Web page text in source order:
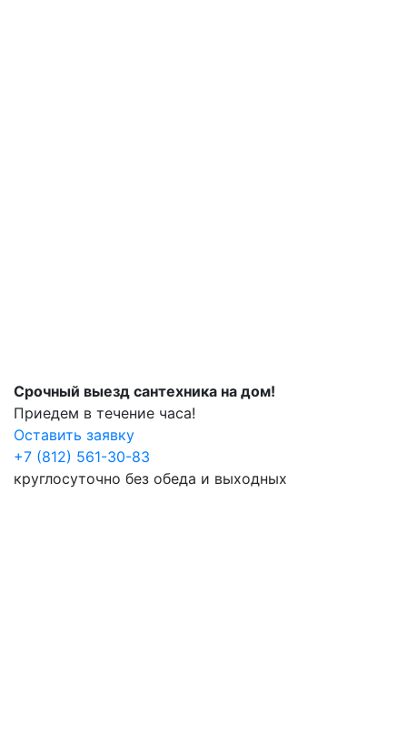
Срочный выезд сантехника на дом!
Приедем в течение часа!
Оставить заявку
+7 (812) 561-30-83
круглосуточно без обеда и выходных